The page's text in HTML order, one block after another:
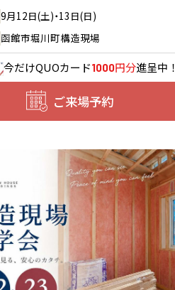
9月12日(土)・13日(日)
函館市堀川町構造現場
今だけQUOカード1000円分進呈中！
ご来場予約